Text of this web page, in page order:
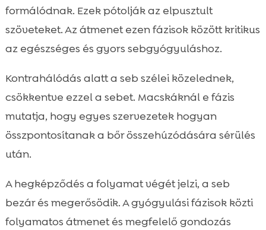
formálódnak. Ezek pótolják az elpusztult
szöveteket. Az átmenet ezen fázisok között kritikus
az egészséges és gyors sebgyógyuláshoz.
Kontrahálódás alatt a seb szélei közelednek,
csökkentve ezzel a sebet. Macskáknál e fázis
mutatja, hogy egyes szervezetek hogyan
összpontosítanak a bőr összehúzódására sérülés
után.
A hegképződés a folyamat végét jelzi, a seb
bezár és megerősödik. A gyógyulási fázisok közti
folyamatos átmenet és megfelelő gondozás